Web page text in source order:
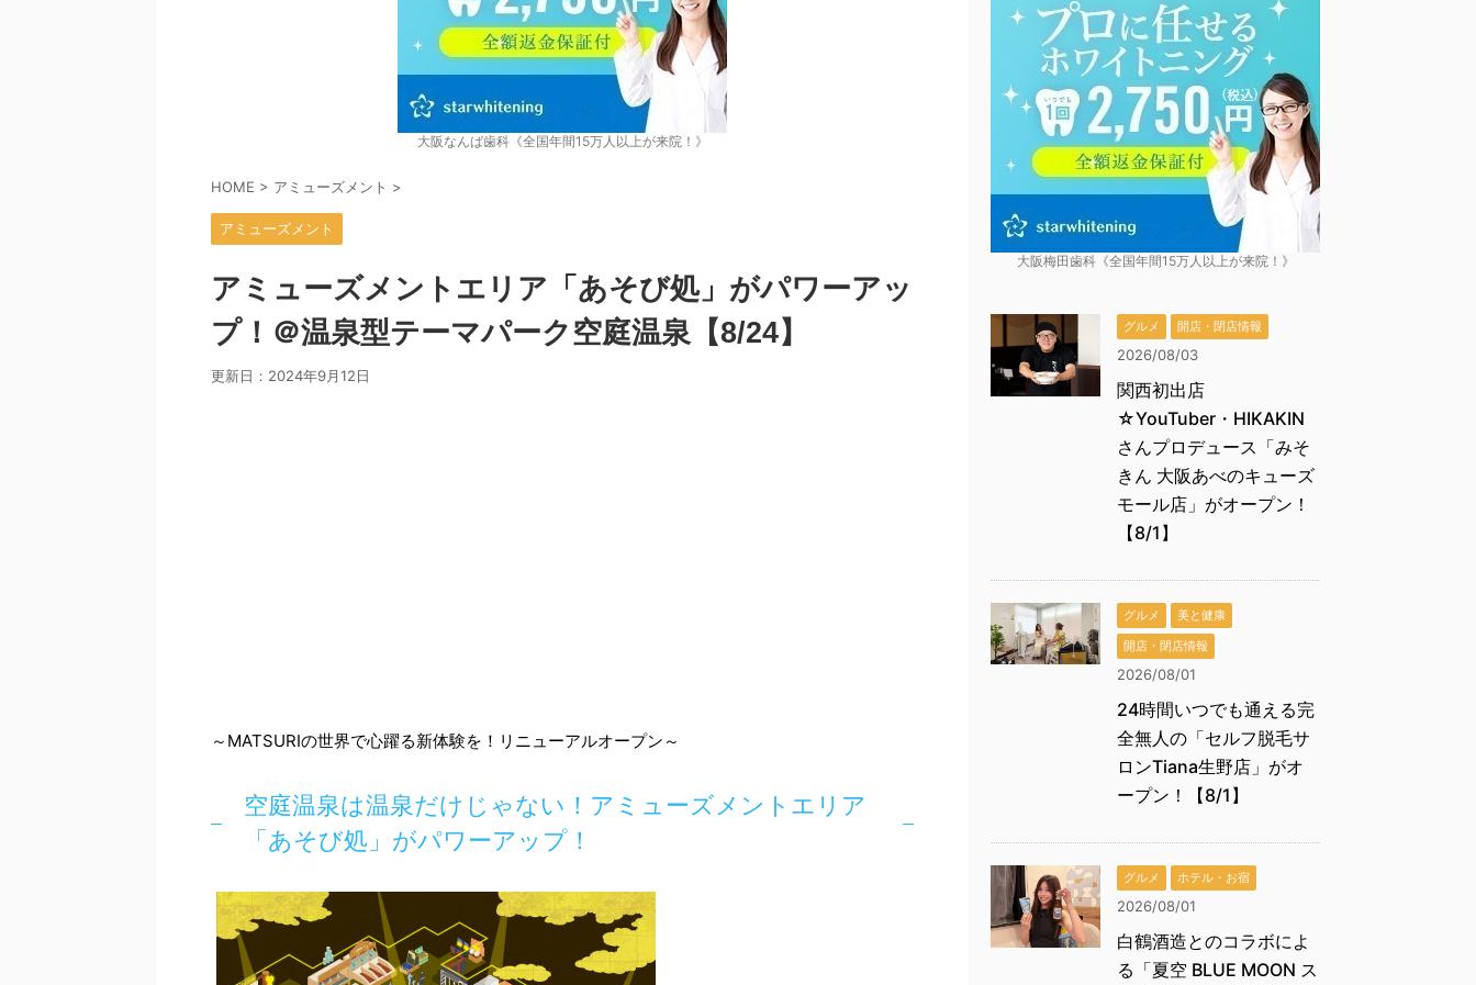
大阪なんば歯科《全国年間15万人以上が来院！》
HOME > アミューズメント >
アミューズメント
アミューズメントエリア「あそび処」がパワーアッ
プ！＠温泉型テーマパーク空庭温泉【8/24】
更新日： 2024年9月12日
～MATSURIの世界で心躍る新体験を！リニューアルオープン～
空庭温泉は温泉だけじゃない！アミューズメントエリア
「あそび処」がパワーアップ！
大阪梅田歯科《全国年間15万人以上が来院！》
グルメ 開店・閉店情報
2026/08/03
関西初出店
☆YouTuber・HIKAKIN
さんプロデュース「みそ
きん 大阪あべのキューズ
モール店」がオープン！
【8/1】
グルメ
美と健康
開店・閉店情報
2026/08/01
24時間いつでも通える完
全無人の「セルフ脱毛サ
ロンTiana生野店」がオ
ープン！【8/1】
グルメ ホテル・お宿
2026/08/01
白鶴酒造とのコラボによ
る「夏空 BLUE MOON ス